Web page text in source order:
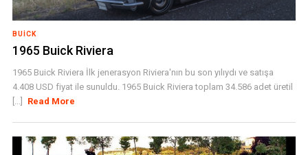
BUICK
1965 Buick Riviera
1965 Buick Riviera İlk jenerasyon Riviera'nın bu son yılıydı ve satışa
4.408 USD fiyat ile sunuldu. 1965 Buick Riviera toplam 34.586 adet üretil
[...]
Read More